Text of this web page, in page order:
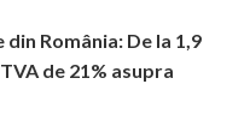
România: De la 1,9
de 21% asupra